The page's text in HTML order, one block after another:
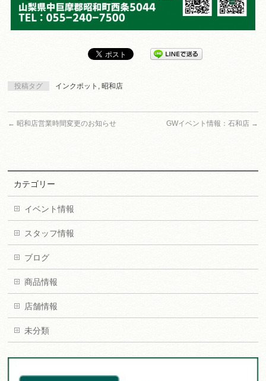
投稿タグ インクポット ,昭和店
← 昭和店営業時間変更のお知らせ GWイベント情報：石和店 →
カテゴリー
イベント情報
スタッフ情報
ブログ
商品情報
店舗情報
未分類